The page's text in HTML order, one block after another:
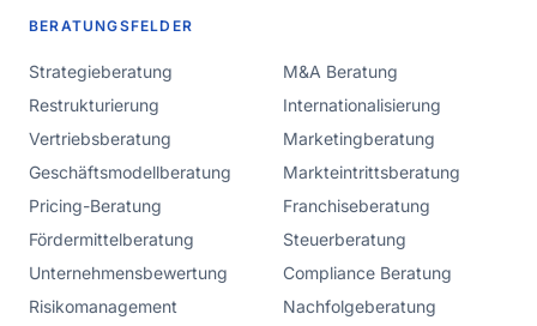
BERATUNGSFELDER
Strategieberatung
M&A Beratung
Restrukturierung
Internationalisierung
Vertriebsberatung
Marketingberatung
Geschäftsmodellberatung
Markteintrittsberatung
Pricing-Beratung
Franchiseberatung
Fördermittelberatung
Steuerberatung
Unternehmensbewertung
Compliance Beratung
Risikomanagement
Nachfolgeberatung